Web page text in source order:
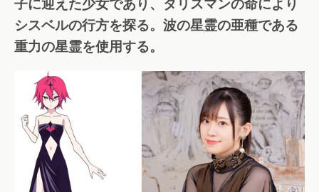
子に迎えた少女であり、タリスマンの命により
シスベルの行方を探る。波の星霊の亜種である
重力の星霊を使用する。